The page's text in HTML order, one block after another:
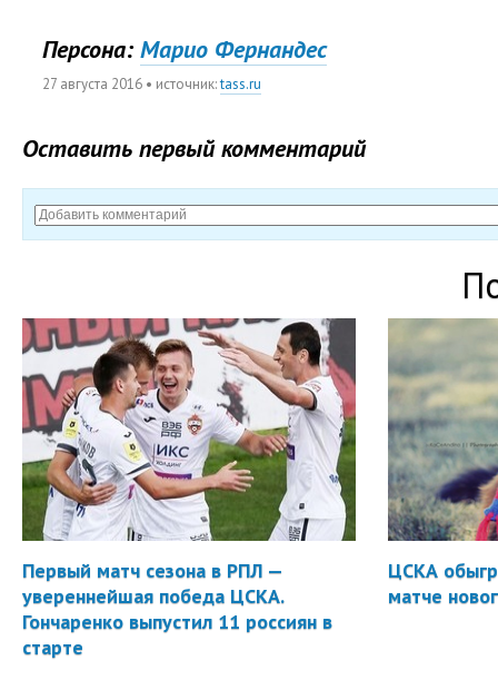
Персона: Марио Фернандес
27 августа 2016 • источник:tass.ru
Оставить первый комментарий
Первый матч сезона в РПЛ —
увереннейшая победа ЦСКА.
Гончаренко выпустил 11 россиян в
старте
ЦСКА
матче